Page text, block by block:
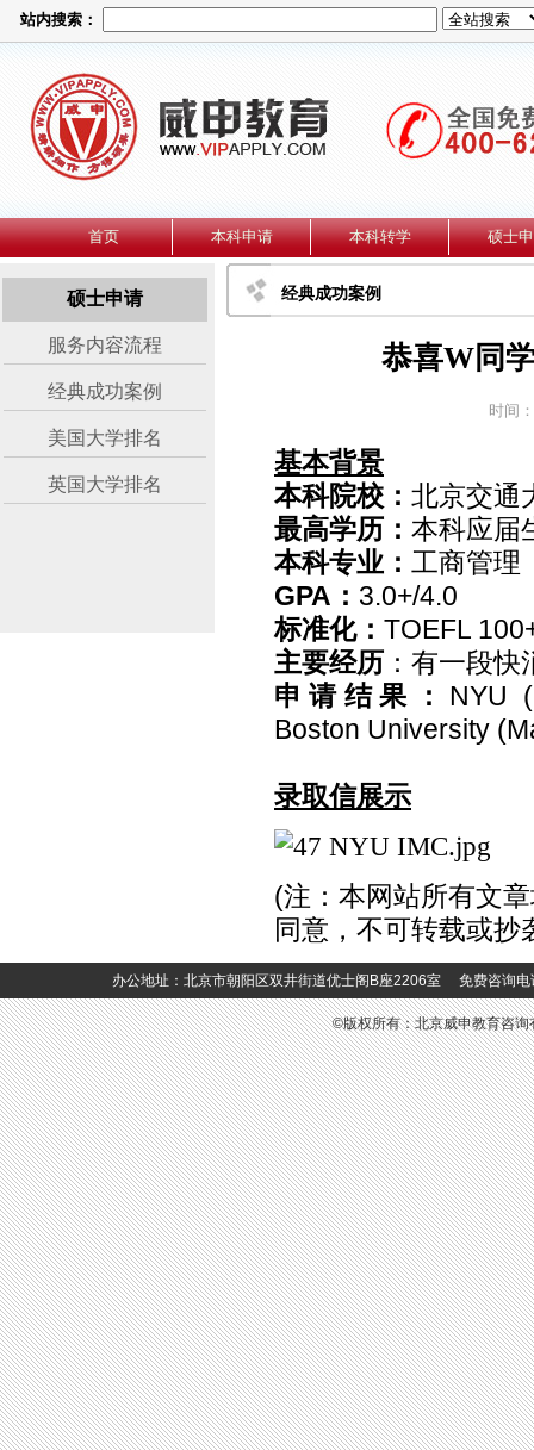
站内搜索：
首页 本科申请 本科转学 硕士
硕士申请
服务内容流程
经典成功案例
美国大学排名
英国大学排名
经典成功案例
恭喜W同
时间
基本背景
本科院校： 北京交通
最高学历： 本科应届
本科专业： 工商管理
GPA ： 3.0+/4.0
标准化： TOEFL
主要经历 ：有一段
申请结果： NYU
Boston University
录取信展示
(注：本网站所有文
同意，不可转载或抄
办公地址：北京市朝阳区双井街道优士阁B座2206室 免费咨
©版权所有：北京威申教育咨